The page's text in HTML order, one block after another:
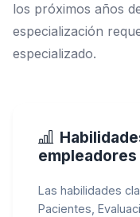
los próximos años
especialización
especializado.
empleadores
Las habilidades
Pacientes,